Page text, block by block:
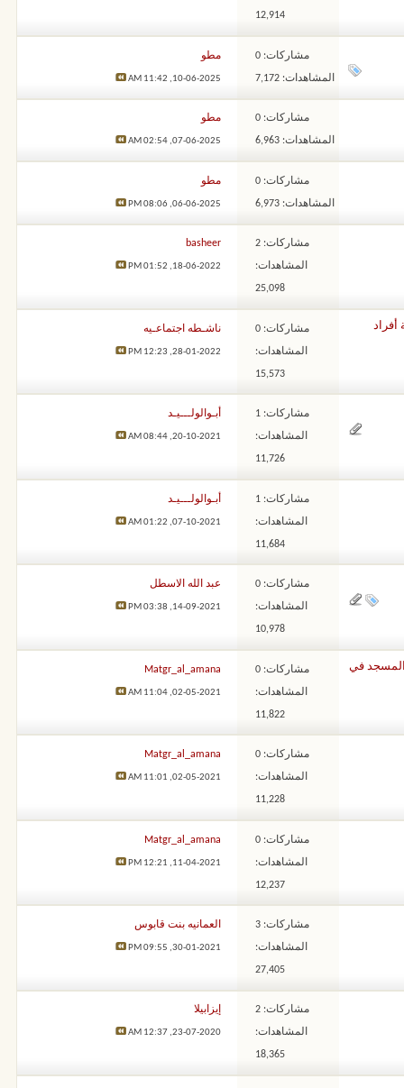
12,914
مشاركات: 0
المشاهدات: 7,172
مطو
10-06-2025,
11:42 AM
مشاركات: 0
المشاهدات: 6,963
مطو
07-06-2025,
02:54 AM
مشاركات: 0
المشاهدات: 6,973
مطو
06-06-2025,
08:06 PM
مشاركات: 2
المشاهدات:
25,098
basheer
18-06-2022,
01:52 PM
مشاركات: 0
المشاهدات:
15,573
ناشـطه اجتماعـيه
28-01-2022,
12:23 PM
مشاركات: 1
المشاهدات:
11,726
أبـوالولـــيـد
20-10-2021,
08:44 AM
مشاركات: 1
المشاهدات:
11,684
أبـوالولـــيـد
07-10-2021,
01:22 AM
مشاركات: 0
المشاهدات:
10,978
عبد الله الاسطل
14-09-2021,
03:38 PM
المسجد في مشاركات: 0
المشاهدات:
11,822
Matgr_al_amana
02-05-2021,
11:04 AM
مشاركات: 0
المشاهدات:
11,228
Matgr_al_amana
02-05-2021,
11:01 AM
مشاركات: 0
المشاهدات:
12,237
Matgr_al_amana
11-04-2021,
12:21 PM
مشاركات: 3
المشاهدات:
27,405
العمانيه بنت قابوس
30-01-2021,
09:55 PM
مشاركات: 2
المشاهدات:
18,365
إيزابيلا
23-07-2020,
12:37 AM